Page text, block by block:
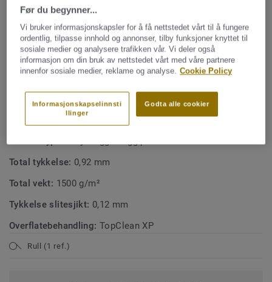
Vær oppmerksom på at veggbelegg og border produseres
på ulike tidspunkter, noe som kan føre til nyanseforskjeller
mellom materialene.
Aquarelle-kolleksjonen er våtromsgodkjent og oppfyller
bransjens krav til vanntetthet.
Viktig ved arbeid i våtrom: Arbeidet skal alltid utføres av en
fagperson. Det er viktig at installatør og kunde på forhånd
Følg alltid leggeanvisningen.
NØKKELEGENSKAPER
Vanntett og fleksibelt design
Fargetilpasset til Aquarelles veggbelegg
Ftalatfri vinyl
100 % ftalatfri
TEKNISKE OG MILJØSPESIFIKASJONER
Total tykkelse: 0,92 mm
Total vekt: 1500 g/m²
Tykkelse slitesjikt: 0,12 mm
Overflatebehandling: TopClean XP
Rull (1 ref.)
Før du begynner...
Vi bruker informasjonskapsler for å få nettstedet vårt til å fungere
ordentlig, tilpasse innhold og annonser, tilby funksjoner knyttet til
sosiale medier og analysere trafikken vår. Vi deler også
informasjon om din bruk av nettstedet vårt med våre partnere
innenfor sosiale medier, reklame og analyse. Cookie Policy
Godta alle cookier
Informasjonskapselinnsti
llinger